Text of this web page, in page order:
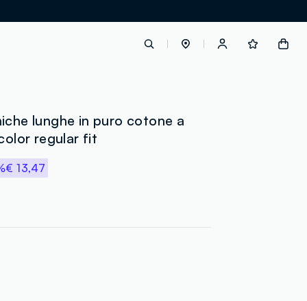
lunghe in puro cotone a
regular fit
€ 13,47